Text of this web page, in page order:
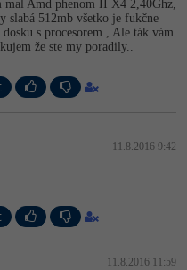
mal Amd phenom II X4 2,40Ghz,
slabá 512mb všetko je fukčne
s procesorem , Ale ták vám
že ste my poradily..
11.8.2016 9:42
11.8.2016 11:59